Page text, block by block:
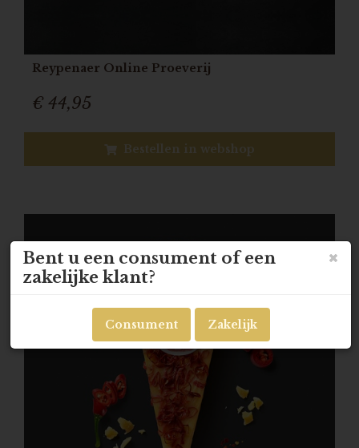
Reypenaer Online Proeverij
€ 44,95
Bestellen in webshop
Consument Zakelijk
Bent u een consument of een
zakelijke klant?